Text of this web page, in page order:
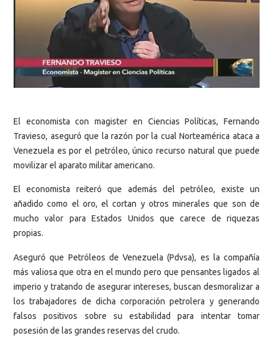
El economista con magister en Ciencias Políticas, Fernando
Travieso, aseguró que la razón por la cual Norteamérica ataca a
Venezuela es por el petróleo, único recurso natural que puede
movilizar el aparato militar americano.
El economista reiteró que además del petróleo, existe un
añadido como el oro, el cortan y otros minerales que son de
mucho valor para Estados Unidos que carece de riquezas
propias.
Aseguró que Petróleos de Venezuela (Pdvsa), es la compañía
más valiosa que otra en el mundo pero que pensantes ligados al
imperio y tratando de asegurar intereses, buscan desmoralizar a
los trabajadores de dicha corporación petrolera y generando
falsos positivos sobre su estabilidad para intentar tomar
posesión de las grandes reservas del crudo.